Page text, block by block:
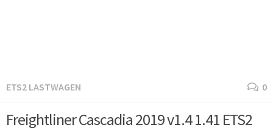
ETS2 LASTWAGEN 0
Freightliner Cascadia 2019 v1.4 1.41 ETS2